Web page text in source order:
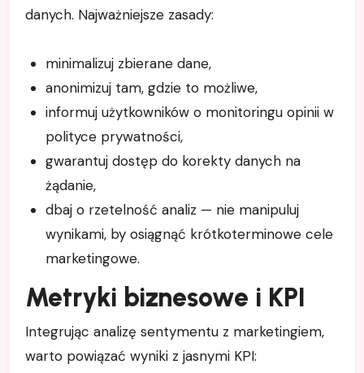
danych. Najważniejsze zasady:
minimalizuj zbierane dane,
anonimizuj tam, gdzie to możliwe,
informuj użytkowników o monitoringu opinii w
polityce prywatności,
gwarantuj dostęp do korekty danych na
żądanie,
dbaj o rzetelność analiz — nie manipuluj
wynikami, by osiągnąć krótkoterminowe cele
marketingowe.
Metryki biznesowe i KPI
Integrując analizę sentymentu z marketingiem,
warto powiązać wyniki z jasnymi KPI: